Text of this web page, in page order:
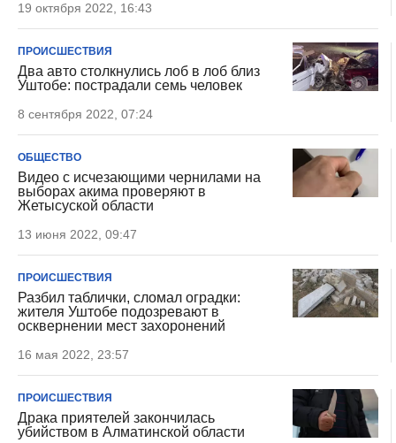
19 октября 2022, 16:43
ПРОИСШЕСТВИЯ
Два авто столкнулись лоб в лоб близ
Уштобе: пострадали семь человек
8 сентября 2022, 07:24
ОБЩЕСТВО
Видео с исчезающими чернилами на
выборах акима проверяют в
Жетысуской области
13 июня 2022, 09:47
ПРОИСШЕСТВИЯ
Разбил таблички, сломал оградки:
жителя Уштобе подозревают в
осквернении мест захоронений
16 мая 2022, 23:57
ПРОИСШЕСТВИЯ
Драка приятелей закончилась
убийством в Алматинской области